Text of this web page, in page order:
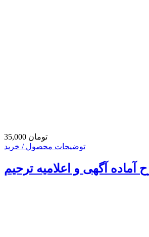
35,000 تومان
توضیحات محصول / خرید